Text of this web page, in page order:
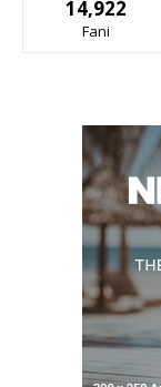
14,922
Fani